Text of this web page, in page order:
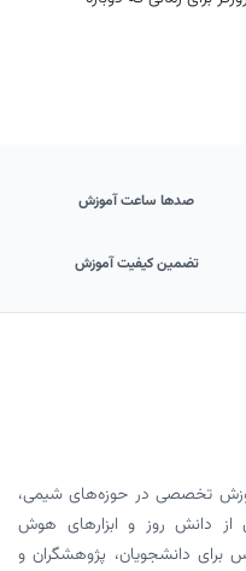
صدها ساعت آموزش
تضمین کیفیت آموزش
آموزش تخصصی در حوزه‌های شیمی،
از دانش روز و ابزارهای هوش
برای دانشجویان، پژوهشگران و